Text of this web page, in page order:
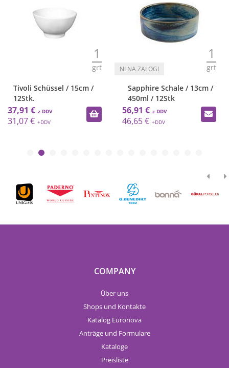
1
grt
Tivoli Schüssel / 15cm /
12Stk.
37,91 €
31,07 €
1
grt
Sapphire Schale / 13cm /
450ml / 12Stk
56,91 €
46,65 €
COMPANY
Über uns
Shops und Kontakte
Katalog Euronova
Anträge und Formulare
Kataloge
Preisliste